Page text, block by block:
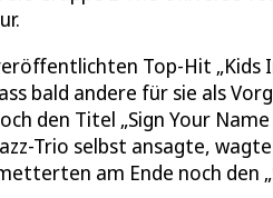
Top-Hit „Kids
bald andere für sie als
den Titel „Sign Your
Trio selbst ansagte,
am Ende noch den